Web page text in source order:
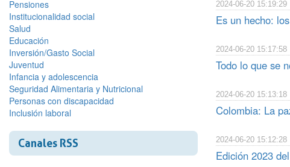
Pensiones
Institucionalidad social
Salud
Educación
Inversión/Gasto Social
Juventud
Infancia y adolescencia
Seguridad Alimentaria y Nutricional
Personas con discapacidad
Inclusión laboral
Canales RSS
2024-06-20 15:19:29
Es un hecho:
2024-06-20 15:17:58
Todo lo que se
2024-06-20 15:13:18
Colombia: La
2024-06-20 15:12:28
Edición 2023